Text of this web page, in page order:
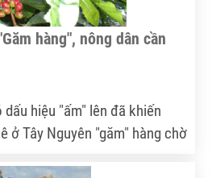
hàng", nông dân cần
hiệu "ấm" lên đã khiến
ở Tây Nguyên "găm" hàng chờ